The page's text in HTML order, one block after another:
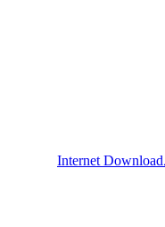
Internet Download